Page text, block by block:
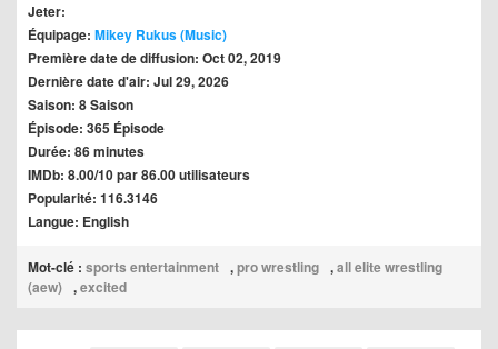
Jeter:
Équipage: Mikey Rukus (Music)
Première date de diffusion: Oct 02, 2019
Dernière date d'air: Jul 29, 2026
Saison: 8 Saison
Épisode: 365 Épisode
Durée: 86 minutes
IMDb: 8.00/10 par 86.00 utilisateurs
Popularité: 116.3146
Langue: English
Mot-clé : sports entertainment ,pro wrestling ,all elite wrestling
(aew) ,excited